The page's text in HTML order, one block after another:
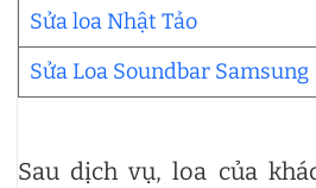
Sửa loa Nhật Tảo
Sửa Loa Soundbar Samsung
Sau dịch vụ, loa của